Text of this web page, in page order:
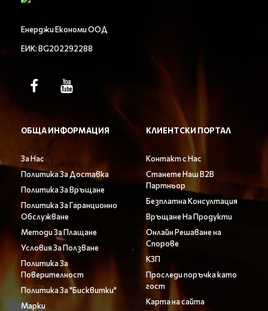
Енерджи Економи ООД
ЕИК: BG202292288
ОБЩА ИНФОРМАЦИЯ
За Нас
Политика За Доставка
Политика За Връщане
Политика За Гаранционно
Обслужване
Методи За Плащане
Условия За Ползване
Политика За
Поверителност
Политика За "Бисквитки"
Марки
КЛИЕНТСКИ ПОРТАЛ
Контакт с Нас
Станете Наш B2B
Партньор
Безплатна Консултация
Връщане На Продукти
Онлайн Решаване на
Спорове
КЗП
Проследи поръчка като
гост
Карта на сайта